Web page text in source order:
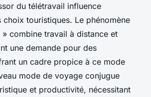
du télétravail influence
choix touristiques. Le phénomène
combine travail à distance et
une demande pour des
un cadre propice à ce mode
mode de voyage conjugue
et productivité, nécessitant